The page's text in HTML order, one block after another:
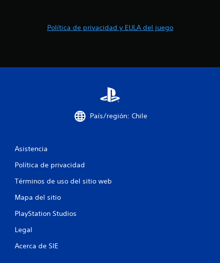
Política de privacidad y EULA del juego
País/región: Chile
Asistencia
Política de privacidad
Términos de uso del sitio web
Mapa del sitio
PlayStation Studios
Legal
Acerca de SIE